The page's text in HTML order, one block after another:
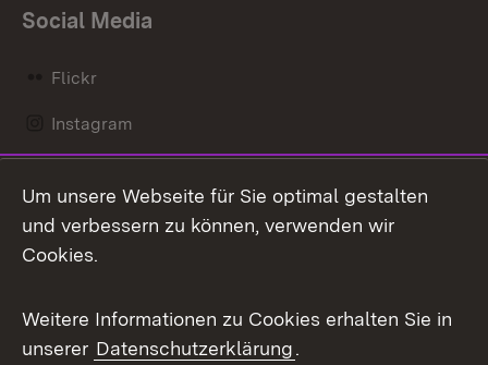
Social Media
Flickr
Instagram
Mastodon
Messenger
Social Wall
X / Twitter
Um unsere Webseite für Sie optimal gestalten
und verbessern zu können, verwenden wir
Cookies.
Weitere Informationen zu Cookies erhalten Sie in
unserer Datenschutzerklärung.